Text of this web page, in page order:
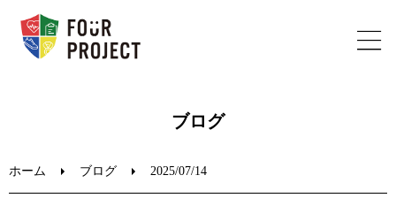
ブログ
ホーム ブログ 2025/07/14